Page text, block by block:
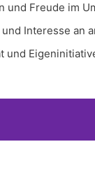
und Freude im
Interesse an
und